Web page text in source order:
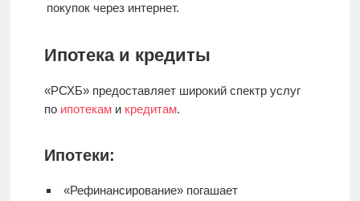
покупок через интернет.
Ипотека и кредиты
«РСХБ» предоставляет широкий спектр услуг
по ипотеками кредитам.
Ипотеки:
«Рефинансирование» погашает